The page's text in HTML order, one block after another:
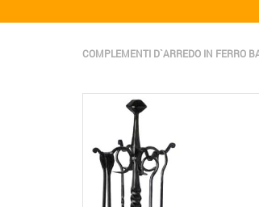
COMPLEMENTI D`ARREDO IN FERRO